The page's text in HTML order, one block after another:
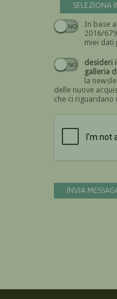
SELEZIONA
In base
2016/679
miei dati
desideri
galleria
la
delle nuove
che ci
INVIA